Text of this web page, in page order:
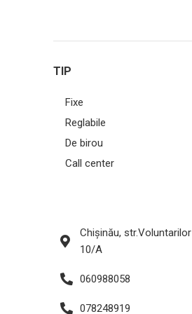
TIP
Fixe
Reglabile
De birou
Call center
Chișinău, str.Voluntarilor
10/A
060988058
078248919